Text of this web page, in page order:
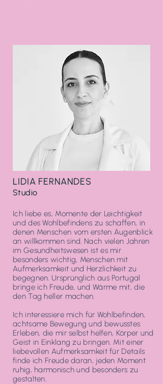
LIDIA FERNANDES
Studio
Ich liebe es, Momente der Leichtigkeit
und des Wohlbefindens zu schaffen, in
denen Menschen vom ersten Augenblick
an willkommen sind. Nach vielen Jahren
im Gesundheitswesen ist es mir
besonders wichtig, Menschen mit
Aufmerksamkeit und Herzlichkeit zu
begegnen. Ursprünglich aus Portugal
bringe ich Freude, und Wärme mit, die
den Tag heller machen.
Ich interessiere mich für Wohlbefinden,
achtsame Bewegung und bewusstes
Erleben, die mir selbst helfen, Körper und
Geist in Einklang zu bringen. Mit einer
liebevollen Aufmerksamkeit für Details
finde ich Freude daran, jeden Moment
ruhig, harmonisch und besonders zu
gestalten.